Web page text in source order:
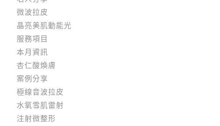
微波拉皮
晶亮美肌動能光
服務項目
本月資訊
杏仁酸煥膚
案例分享
極線音波拉皮
水氧雪肌雷射
注射微整形